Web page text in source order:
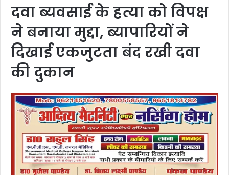
दवा ब्यवसाई के हत्या को विपक्ष
ने बनाया मुद्दा, ब्यापारियों ने
दिखाई एकजुटता बंद रखी दवा
की दुकान